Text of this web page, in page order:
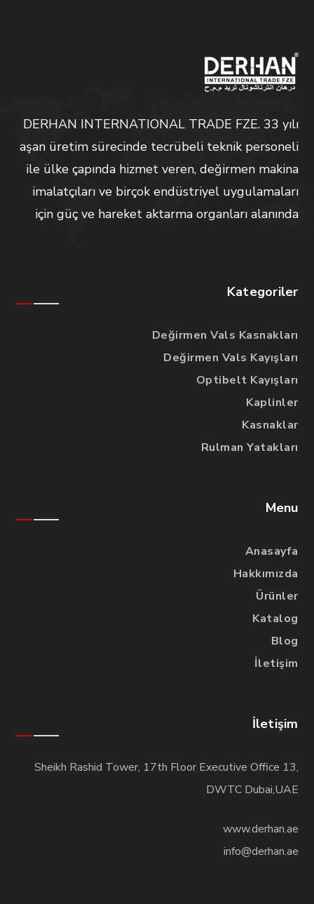
DERHAN INTERNATIONAL TRADE FZE. 33 yılı
aşan üretim sürecinde tecrübeli teknik personeli
ile ülke çapında hizmet veren, değirmen makina
imalatçıları ve birçok endüstriyel uygulamaları
için güç ve hareket aktarma organları alanında
Kategoriler
Değirmen Vals Kasnakları
Değirmen Vals Kayışları
Optibelt Kayışları
Kaplinler
Kasnaklar
Rulman Yatakları
Menu
Anasayfa
Hakkımızda
Ürünler
Katalog
Blog
İletişim
İletişim
Sheikh Rashid Tower, 17th Floor Executive Office 13,
DWTC Dubai,UAE
www.derhan.ae
info@derhan.ae